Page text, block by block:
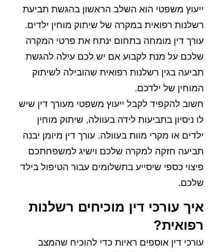
ייעוץ משפטי הוא השלב הראשון בהגשת תביעת
רשלנות רפואית במקרה של שיתוק מוחין ילדים.
עורך דין מומחה בתחום ינתח את פרטי המקרה
שלכם על מנת לקבוע אם יש לכם עילה להגשת
תביעה בגין רשלנות רפואית שהובילה לשיתוק
המוחין של ילדכם.
חשוב להקפיד לקבל ייעוץ משפטי מעורך דין שיש
לו ניסיון בתביעות לידה בעוולה, שיתוק מוחין
ילדים או מקרי מוות בעוולה. עורך דין מיומן יבנה
תביעה חזקה למקרה שלכם וישיג למשפחתכם
פיצוי כספי שיסייע בתשלומים עבור הטיפול בילד
שלכם.
איך עורכי דין מוכיחים רשלנות
רפואית?
עורכי דין אוספים ראיות כדי להוכיח שהמצב